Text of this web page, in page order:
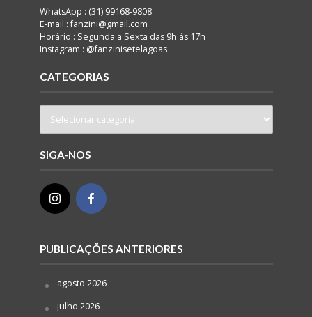
WhatsApp : (31) 99168-9808
E-mail : fanzini@gmail.com
Horário : Segunda a Sexta das 9h ás 17h
Instagram : @fanzinisetelagoas
CATEGORIAS
SIGA-NOS
PUBLICAÇÕES ANTERIORES
agosto 2026
julho 2026